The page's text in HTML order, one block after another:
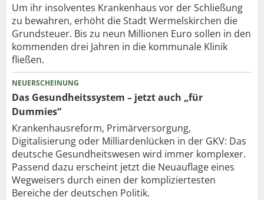
Um ihr insolventes Krankenhaus vor der Schließung
zu bewahren, erhöht die Stadt Wermelskirchen die
Grundsteuer. Bis zu neun Millionen Euro sollen in den
kommenden drei Jahren in die kommunale Klinik
fließen.
NEUERSCHEINUNG
Das Gesundheitssystem – jetzt auch „für
Dummies“
Krankenhausreform, Primärversorgung,
Digitalisierung oder Milliardenlücken in der GKV: Das
deutsche Gesundheitswesen wird immer komplexer.
Passend dazu erscheint jetzt die Neuauflage eines
Wegweisers durch einen der kompliziertesten
Bereiche der deutschen Politik.